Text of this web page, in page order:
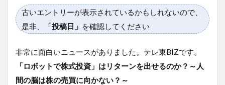
古いエントリーが表示されているかもしれないので、
是非、
「投稿日」 を確認してください
非常に面白いニュースがありました。テレ東BIZです。
「ロボットで株式投資」はリターンを出せるのか？～人
間の脳は株の売買に向かない？～